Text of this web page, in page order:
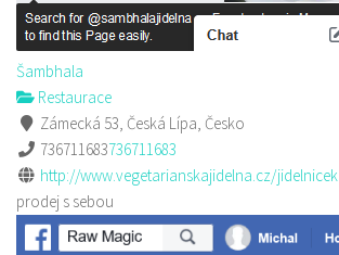
Šambhala
Restaurace
Zámecká 53, Česká Lípa, Česko
736711683736711683
http://www.vegetarianskajidelna.cz/jidelnicek
prodej s sebou